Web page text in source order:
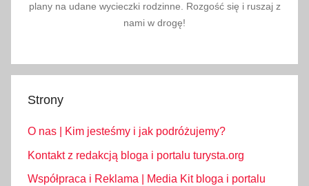
plany na udane wycieczki rodzinne. Rozgość się i ruszaj z
nami w drogę!
Strony
O nas | Kim jesteśmy i jak podróżujemy?
Kontakt z redakcją bloga i portalu turysta.org
Współpraca i Reklama | Media Kit bloga i portalu